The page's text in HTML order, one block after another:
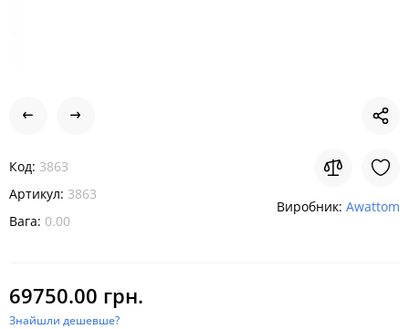
Код: 3863
Артикул: 3863
Вага: 0.00
Виробник: Awattom
69750.00 грн.
Знайшли дешевше?